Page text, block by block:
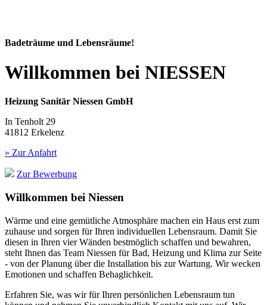
Badeträume und Lebensräume!
Willkommen bei NIESSEN
Heizung Sanitär Niessen GmbH
In Tenholt 29
41812 Erkelenz
» Zur Anfahrt
Zur Bewerbung
Willkommen bei Niessen
Wärme und eine gemütliche Atmosphäre machen ein Haus erst zum
zuhause und sorgen für Ihren individuellen Lebensraum. Damit Sie
diesen in Ihren vier Wänden bestmöglich schaffen und bewahren,
steht Ihnen das Team Niessen für Bad, Heizung und Klima zur Seite
- von der Planung über die Installation bis zur Wartung. Wir wecken
Emotionen und schaffen Behaglichkeit.
Erfahren Sie, was wir für Ihren persönlichen Lebensraum tun